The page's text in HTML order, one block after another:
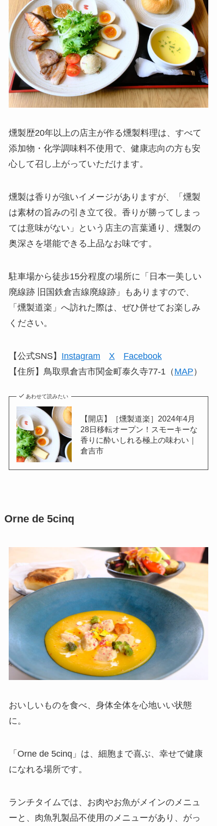
燻製歴20年以上の店主が作る燻製料理は、すべて
添加物・化学調味料不使用で、健康志向の方も安
心して召し上がっていただけます。
燻製は香りが強いイメージがありますが、「燻製
は素材の旨みの引き立て役。香りが勝ってしまっ
ては意味がない」という店主の言葉通り、燻製の
奥深さを堪能できる上品なお味です。
駐車場から徒歩15分程度の場所に「日本一美しい
廃線跡 旧国鉄倉吉線廃線跡」もありますので、
「燻製道楽」へ訪れた際は、ぜひ併せてお楽しみ
ください。
【公式SNS】 Instagram X
Facebook
【住所】鳥取県倉吉市関金町泰久寺77-1（ MAP ）
あわせて読みたい
【開店】［燻製道楽］2024年4月
28日移転オープン！スモーキーな
香りに酔いしれる極上の味わい｜
倉吉市
Orne de 5cinq
おいしいものを食べ、身体全体を心地いい状態
に。
「Orne de 5cinq」は、細胞まで喜ぶ、幸せで健康
になれる場所です。
ランチタイムでは、お肉やお魚がメインのメニュ
ーと、肉魚乳製品不使用のメニューがあり、がっ